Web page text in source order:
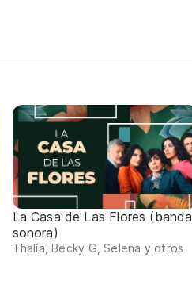
La Casa de Las Flores (banda
sonora)
Thalía, Becky G, Selena y otros